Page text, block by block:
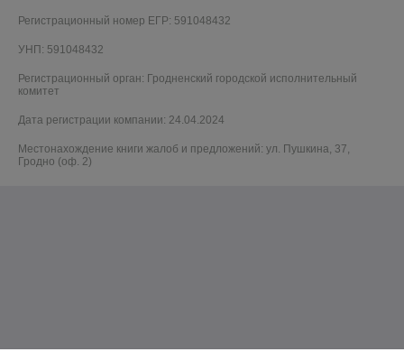
Регистрационный номер ЕГР: 591048432
УНП: 591048432
Регистрационный орган: Гродненский городской исполнительный
комитет
Дата регистрации компании: 24.04.2024
Местонахождение книги жалоб и предложений: ул. Пушкина, 37,
Гродно (оф. 2)